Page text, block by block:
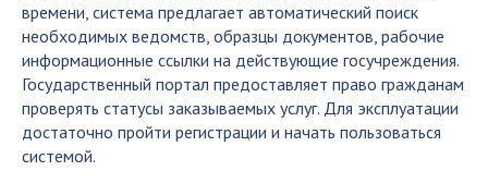
времени, система предлагает автоматический поиск
необходимых ведомств, образцы документов, рабочие
информационные ссылки на действующие госучреждения.
Государственный портал предоставляет право гражданам
проверять статусы заказываемых услуг. Для эксплуатации
достаточно пройти регистрации и начать пользоваться
системой.